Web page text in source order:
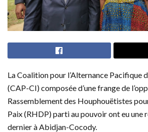
La Coalition pour l’Alternance Pacifique
(CAP-CI) composée d’une frange de
Rassemblement des Houphouëtistes
Paix (RHDP) parti au pouvoir ont eu une
dernier à Abidjan-Cocody.